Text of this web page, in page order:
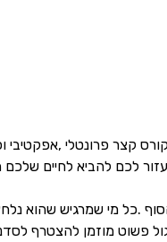
קצר פרונטלי ,אפקטיבי
השמחה אשר יעזור לכם להביא
.כל מי שמרגיש שהוא
פשוט מוזמן להצטרף